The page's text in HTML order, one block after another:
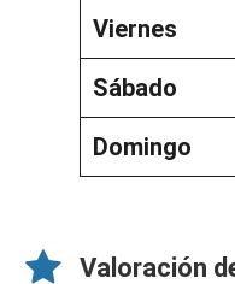
Viernes
Sábado
Domingo
Valoración